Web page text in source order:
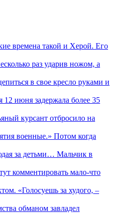
времена такой и Херой. Его
раз ударив ножом, а
в свое кресло руками и
июня задержала более 35
курсант отбросило на
военные.» Потом когда
за детьми… Мальчик в
комментировать мало-что
«Голосуешь за худого, –
обманом завладел